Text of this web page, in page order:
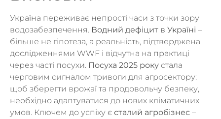
Україна переживає непрості часи з точки зору
водозабезпечення. Водний дефіцит в Україні –
більше не гіпотеза, а реальність, підтверджена
дослідженнями WWF і відчутна на практиці
через часті посухи. Посуха 2025 року стала
черговим сигналом тривоги для агросектору:
щоб зберегти врожаї та продовольчу безпеку,
необхідно адаптуватися до нових кліматичних
умов. Ключем до успіху є сталий агробізнес –